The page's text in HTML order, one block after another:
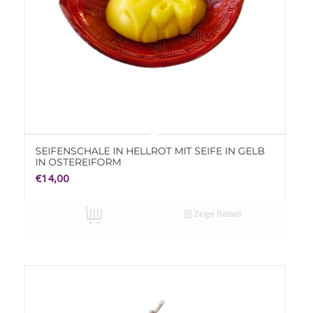
SEIFENSCHALE IN HELLROT MIT SEIFE IN GELB
IN OSTEREIFORM
€14,00
Zeige Details